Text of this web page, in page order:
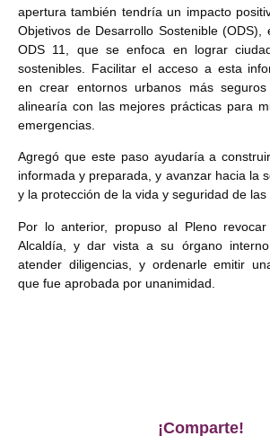
apertura también tendría un impacto
Objetivos de Desarrollo Sostenible (ODS),
ODS 11, que se enfoca en lograr
sostenibles. Facilitar el acceso a esta
en crear entornos urbanos más
alinearía con las mejores prácticas para
emergencias.
Agregó que este paso ayudaría a
informada y preparada, y avanzar hacia la
y la protección de la vida y seguridad de las
Por lo anterior, propuso al Pleno
Alcaldía, y dar vista a su órgano
atender diligencias, y ordenarle emitir
que fue aprobada por unanimidad.
¡Comparte!